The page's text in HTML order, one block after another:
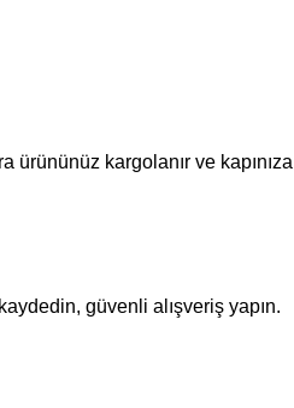
ürününüz kargolanır ve kapınıza
güvenli alışveriş yapın.